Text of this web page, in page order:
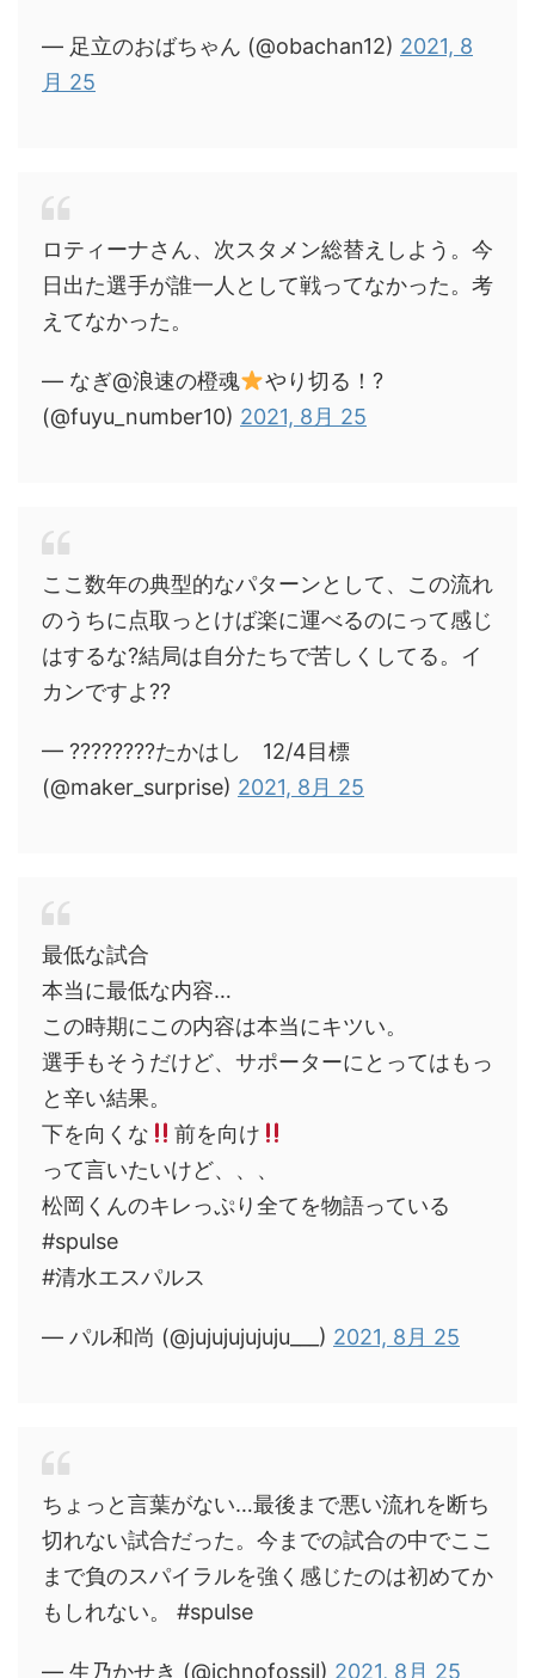
— 足立のおばちゃん (@obachan12) 2021, 8
月 25
ロティーナさん、次スタメン総替えしよう。今
日出た選手が誰一人として戦ってなかった。考
えてなかった。
— なぎ@浪速の橙魂
やり切る！?
(@fuyu_number10) 2021, 8月 25
ここ数年の典型的なパターンとして、この流れ
のうちに点取っとけば楽に運べるのにって感じ
はするな?結局は自分たちで苦しくしてる。イ
カンですよ??
— ????????たかはし 12/4目標
(@maker_surprise) 2021, 8月 25
最低な試合
本当に最低な内容…
この時期にこの内容は本当にキツい。
選手もそうだけど、サポーターにとってはもっ
と辛い結果。
下を向くな
前を向け
って言いたいけど、、、
松岡くんのキレっぷり全てを物語っている
#spulse
#清水エスパルス
— パル和尚 (@jujujujujuju___) 2021, 8月 25
ちょっと言葉がない…最後まで悪い流れを断ち
切れない試合だった。今までの試合の中でここ
まで負のスパイラルを強く感じたのは初めてか
もしれない。 #spulse
— 生乃かせき (@ichnofossil) 2021, 8月 25